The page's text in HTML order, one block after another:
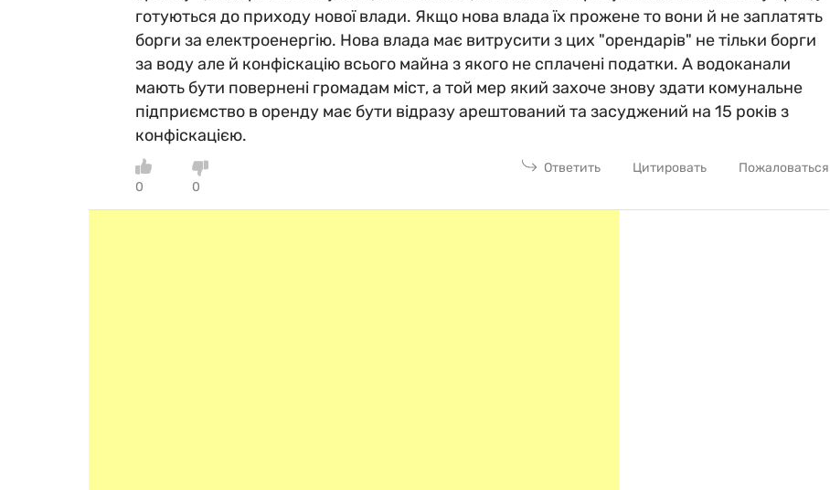
готуються до приходу нової влади. Якщо нова влада їх прожене то вони й не заплатять
борги за електроенергію. Нова влада має витрусити з цих "орендарів" не тільки борги
за воду але й конфіскацію всього майна з якого не сплачені податки. А водоканали
мають бути повернені громадам міст, а той мер який захоче знову здати комунальне
підприємство в оренду має бути відразу арештований та засуджений на 15 років з
конфіскацією.
0 0
Ответить Цитировать Пожаловаться